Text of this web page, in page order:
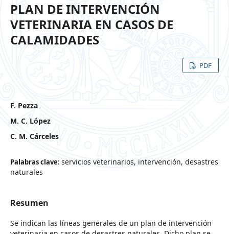
PLAN DE INTERVENCIÓN
VETERINARIA EN CASOS DE
CALAMIDADES
PDF
F. Pezza
M. C. López
C. M. Cárceles
Palabras clave: servicios veterinarios, intervención, desastres
naturales
Resumen
Se indican las líneas generales de un plan de intervención